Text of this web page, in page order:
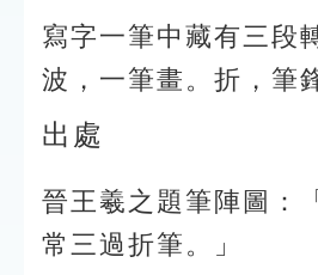
寫字一筆中藏有三段
波，一筆畫。折，筆
出處
晉王羲之題筆陣圖：
常三過折筆。」